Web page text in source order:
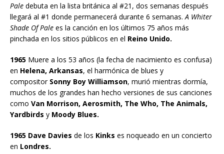
Pale debuta en la lista británica al #21, dos semanas después
llegará al #1 donde permanecerá durante 6 semanas. A Whiter
Shade Of Pale es la canción en los últimos 75 años más
pinchada en los sitios públicos en el Reino Unido.
1965 Muere a los 53 años (la fecha de nacimiento es confusa)
en Helena, Arkansas, el harmónica de blues y
compositor Sonny Boy Williamson, murió mientras dormía,
muchos de los grandes han hecho versiones de sus canciones
como Van Morrison, Aerosmith, The Who, The Animals,
Yardbirds y Moody Blues.
1965 Dave Davies de los Kinks es noqueado en un concierto
en Londres.